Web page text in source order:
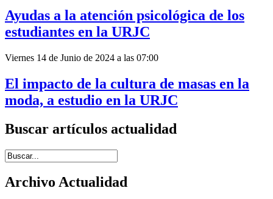
Ayudas a la atención psicológica de los
estudiantes en la URJC
Viernes 14 de Junio de 2024 a las 07:00
El impacto de la cultura de masas en la
moda, a estudio en la URJC
Buscar artículos actualidad
Introduce términos de búsqueda
Archivo Actualidad